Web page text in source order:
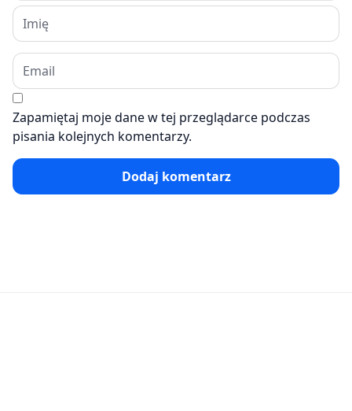
Zapamiętaj moje dane w tej przeglądarce podczas
pisania kolejnych komentarzy.
Dodaj komentarz